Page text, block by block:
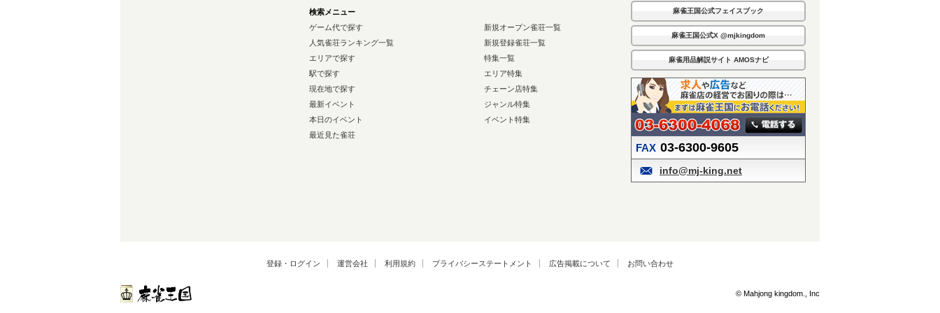
検索メニュー
ゲーム代で探す
人気雀荘ランキング一覧
エリアで探す
駅で探す
現在地で探す
最新イベント
本日のイベント
最近見た雀荘
新規オープン雀荘一覧
新規登録雀荘一覧
特集一覧
エリア特集
チェーン店特集
ジャンル特集
イベント特集
麻雀王国公式フェイスブック
麻雀王国公式X @mjkingdom
麻雀用品解説サイト AMOSナビ
FAX 03-6300-9605
info@mj-king.net
登録・ログイン 運営会社 利用規約 プライバシーステートメント 広告掲載について お問い合わせ
© Mahjong kingdom., Inc